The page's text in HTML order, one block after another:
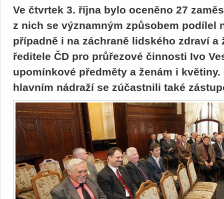
Ve čtvrtek 3. října bylo oceněno 27
z nich se významným způsobem podílel
případně i na záchraně lidského zdraví
ředitele ČD pro průřezové činnosti Ivo
upomínkové předměty a ženám i
hlavním nádraží se zúčastnili také